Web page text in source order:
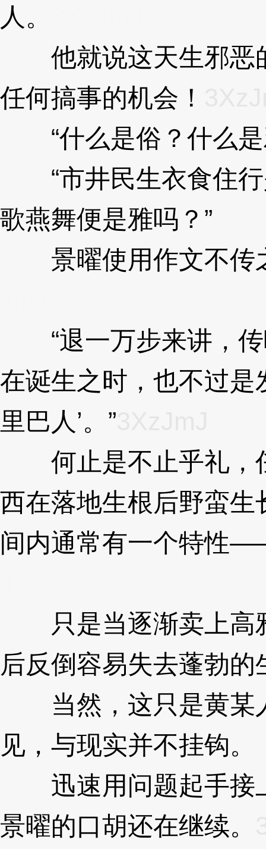
人。
他就说这天生邪恶
任何搞事的机会！
“什么是俗？什么是
“市井民生衣食住行
歌燕舞便是雅吗？”
景曜使用作文不传
“退一万步来讲，传
在诞生之时，也不过是
里巴人’。”
何止是不止乎礼，
西在落地生根后野蛮
间内通常有一个特性
只是当逐渐卖上高
后反倒容易失去蓬勃的
当然，这只是黄某
见，与现实并不挂钩。
迅速用问题起手接
景曜的口胡还在继续。